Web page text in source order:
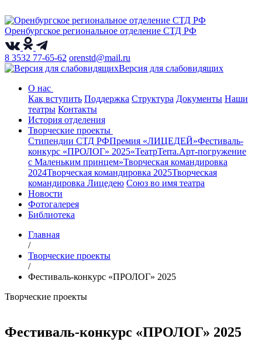
Оренбургское региональное отделение СТД РФ
8 3532 77-65-62 orenstd@mail.ru
Версия для слабовидящих
О нас
Как вступить Поддержка Структура Документы Наши
театры Контакты
История отделения
Творческие проекты
Стипендии СТД РФПремия «ЛИЦЕДЕЙ»Фестиваль-
конкурс «ПРОЛОГ» 2025«ТеатрТеrra.Арт-погружение
с Маленьким принцем»Творческая командировка
2024Творческая командировка 2025Творческая
командировка Лицедею Союз во имя театра
Новости
Фотогалерея
Библиотека
Главная
/
Творческие проекты
/
Фестиваль-конкурс «ПРОЛОГ» 2025
Творческие проекты
Фестиваль-конкурс «ПРОЛОГ» 2025